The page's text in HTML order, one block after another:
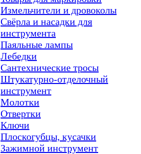
Измельчители и дровоколы
Свёрла и насадки для
инструмента
Паяльные лампы
Лебедки
Сантехнические тросы
Штукатурно-отделочный
инструмент
Молотки
Отвертки
Ключи
Плоскогубцы, кусачки
Зажимной инструмент